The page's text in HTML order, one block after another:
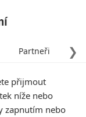
❯
Partneři
přijmout
níže nebo
zapnutím nebo